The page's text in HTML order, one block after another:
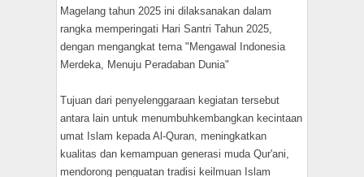
Magelang tahun 2025 ini dilaksanakan dalam
rangka memperingati Hari Santri Tahun 2025,
dengan mengangkat tema "Mengawal Indonesia
Merdeka, Menuju Peradaban Dunia"
Tujuan dari penyelenggaraan kegiatan tersebut
antara lain untuk menumbuhkembangkan kecintaan
umat Islam kepada Al-Quran, meningkatkan
kualitas dan kemampuan generasi muda Qur'ani,
mendorong penguatan tradisi keilmuan Islam